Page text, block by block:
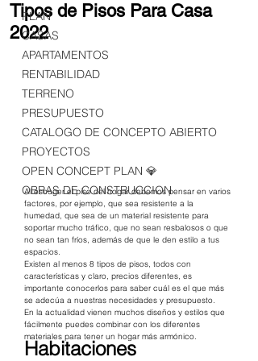
PLAN
CASAS
APARTAMENTOS
RENTABILIDAD
TERRENO
PRESUPUESTO
CATALOGO DE CONCEPTO ABIERTO
PROYECTOS
OPEN CONCEPT PLAN 💎
OBRAS DE CONSTRUCCION
Tipos de Pisos Para Casa
2022
Al escoger el piso del hogar debemos pensar en varios
factores, por ejemplo, que sea resistente a la
humedad, que sea de un material resistente para
soportar mucho tráfico, que no sean resbalosos o que
no sean tan fríos, además de que le den estilo a tus
espacios.
Existen al menos 8 tipos de pisos, todos con
características y claro, precios diferentes, es
importante conocerlos para saber cuál es el que más
se adecúa a nuestras necesidades y presupuesto.
En la actualidad vienen muchos diseños y estilos que
fácilmente puedes combinar con los diferentes
materiales para tener un hogar más armónico.
Habitaciones